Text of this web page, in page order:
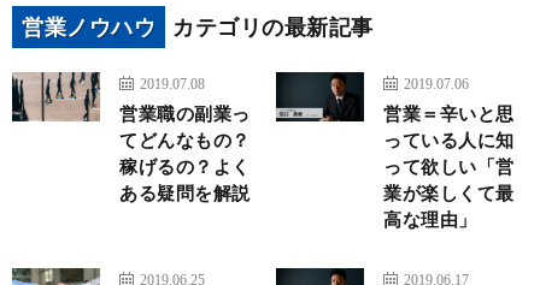
営業ノウハウ カテゴリの最新記事
2019.07.08
営業職の副業っ
てどんなもの？
稼げるの？よく
ある疑問を解説
2019.07.06
営業＝辛いと思
っている人に知
って欲しい「営
業が楽しくて最
高な理由」
2019.06.25 2019.06.17